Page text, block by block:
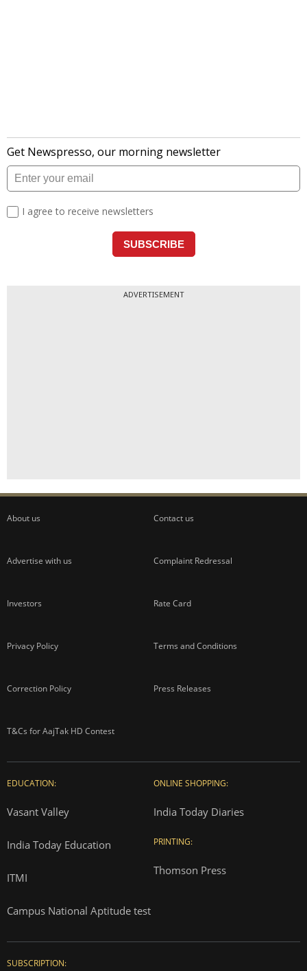
ADVERTISEMENT
About us Contact us
Advertise with us Complaint Redressal
Investors Rate Card
Privacy Policy Terms and Conditions
Correction Policy Press Releases
T&Cs for AajTak HD Contest
EDUCATION:
Vasant Valley
India Today Education
ITMI
Campus National Aptitude test
ONLINE SHOPPING:
India Today Diaries
PRINTING:
Thomson Press
SUBSCRIPTION: